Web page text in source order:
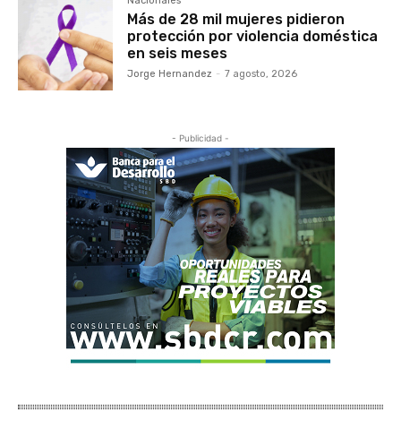
Más de 28 mil mujeres pidieron
protección por violencia doméstica
en seis meses
Jorge Hernandez - 7 agosto, 2026
- Publicidad -